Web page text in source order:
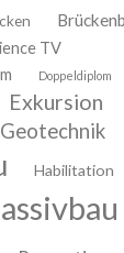
TV
Doppeldiplom
Exkursion
Geotechnik
Habilitation